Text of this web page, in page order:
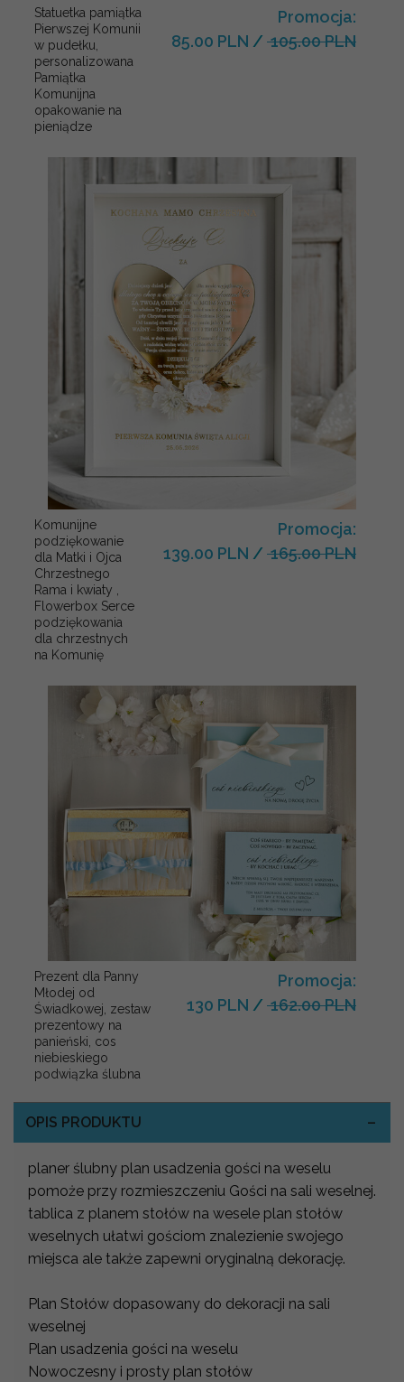
Statuetka pamiątka
Pierwszej Komunii
w pudełku,
personalizowana
Pamiątka
Komunijna
opakowanie na
pieniądze
Promocja:
85.00 PLN / 105.00 PLN
Komunijne
podziękowanie
dla Matki i Ojca
Chrzestnego
Rama i kwiaty ,
Flowerbox Serce
podziękowania
dla chrzestnych
na Komunię
Promocja:
139.00 PLN / 165.00 PLN
Prezent dla Panny
Młodej od
Świadkowej, zestaw
prezentowy na
panieński, cos
niebieskiego
podwiązka ślubna
Promocja:
130 PLN / 162.00 PLN
OPIS PRODUKTU
planer ślubny plan usadzenia gości na weselu
pomoże przy rozmieszczeniu Gości na sali weselnej.
tablica z planem stołów na wesele plan stołów
weselnych ułatwi gościom znalezienie swojego
miejsca ale także zapewni oryginalną dekorację.
Plan Stołów dopasowany do dekoracji na sali
weselnej
Plan usadzenia gości na weselu
Nowoczesny i prosty plan stołów